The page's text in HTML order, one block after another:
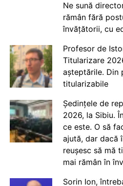
Ne sună
rămân fără
învățătorii, cu
Profesor de
Titularizare
așteptările. Din
titularizabile
Ședințele de
2026, la Sibiu.
ce este. O să
ajută, dar dacă
reușesc să mă
mai rămân în
Sorin Ion,